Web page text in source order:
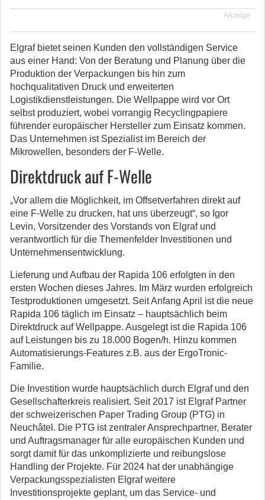
Anzeige
Elgraf bietet seinen Kunden den vollständigen Service
aus einer Hand: Von der Beratung und Planung über die
Produktion der Verpackungen bis hin zum
hochqualitativen Druck und erweiterten
Logistikdienstleistungen. Die Wellpappe wird vor Ort
selbst produziert, wobei vorrangig Recyclingpapiere
führender europäischer Hersteller zum Einsatz kommen.
Das Unternehmen ist Spezialist im Bereich der
Mikrowellen, besonders der F-Welle.
Direktdruck auf F-Welle
„Vor allem die Möglichkeit, im Offsetverfahren direkt auf
eine F-Welle zu drucken, hat uns überzeugt“, so Igor
Levin, Vorsitzender des Vorstands von Elgraf und
verantwortlich für die Themenfelder Investitionen und
Unternehmensentwicklung.
Lieferung und Aufbau der Rapida 106 erfolgten in den
ersten Wochen dieses Jahres. Im März wurden erfolgreich
Testproduktionen umgesetzt. Seit Anfang April ist die neue
Rapida 106 täglich im Einsatz – hauptsächlich beim
Direktdruck auf Wellpappe. Ausgelegt ist die Rapida 106
auf Leistungen bis zu 18.000 Bogen/h. Hinzu kommen
Automatisierungs-Features z.B. aus der ErgoTronic-
Familie.
Die Investition wurde hauptsächlich durch Elgraf und den
Gesellschafterkreis realisiert. Seit 2017 ist Elgraf Partner
der schweizerischen Paper Trading Group (PTG) in
Neuchâtel. Die PTG ist zentraler Ansprechpartner, Berater
und Auftragsmanager für alle europäischen Kunden und
sorgt damit für das unkomplizierte und reibungslose
Handling der Projekte. Für 2024 hat der unabhängige
Verpackungsspezialisten Elgraf weitere
Investitionsprojekte geplant, um das Service- und